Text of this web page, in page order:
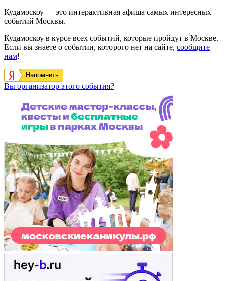
Кудамоскоу — это интерактивная афиша самых интересных
событий Москвы.
Кудамоскоу в курсе всех событий, которые пройдут в Москве.
Если вы знаете о событии, которого нет на сайте, сообщите
нам!
Напомнить
Вы организатор этого события?